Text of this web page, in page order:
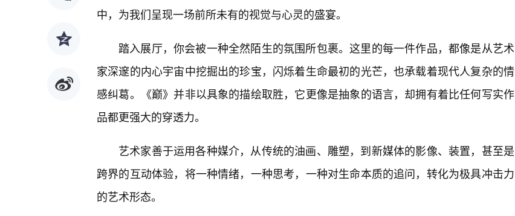
中，为我们呈现一场前所未有的视觉与心灵的盛宴。
踏入展厅，你会被一种全然陌生的氛围所包裹。这里的每一件作品，都像是从艺术
家深邃的内心宇宙中挖掘出的珍宝，闪烁着生命最初的光芒，也承载着现代人复杂的情
感纠葛。《巅》并非以具象的描绘取胜，它更像是抽象的语言，却拥有着比任何写实作
品都更强大的穿透力。
艺术家善于运用各种媒介，从传统的油画、雕塑，到新媒体的影像、装置，甚至是
跨界的互动体验，将一种情绪，一种思考，一种对生命本质的追问，转化为极具冲击力
的艺术形态。